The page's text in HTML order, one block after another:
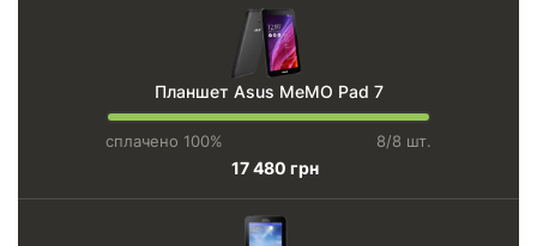
Планшет Asus MeMO Pad 7
сплачено 100% 8/8 шт.
17 480 грн